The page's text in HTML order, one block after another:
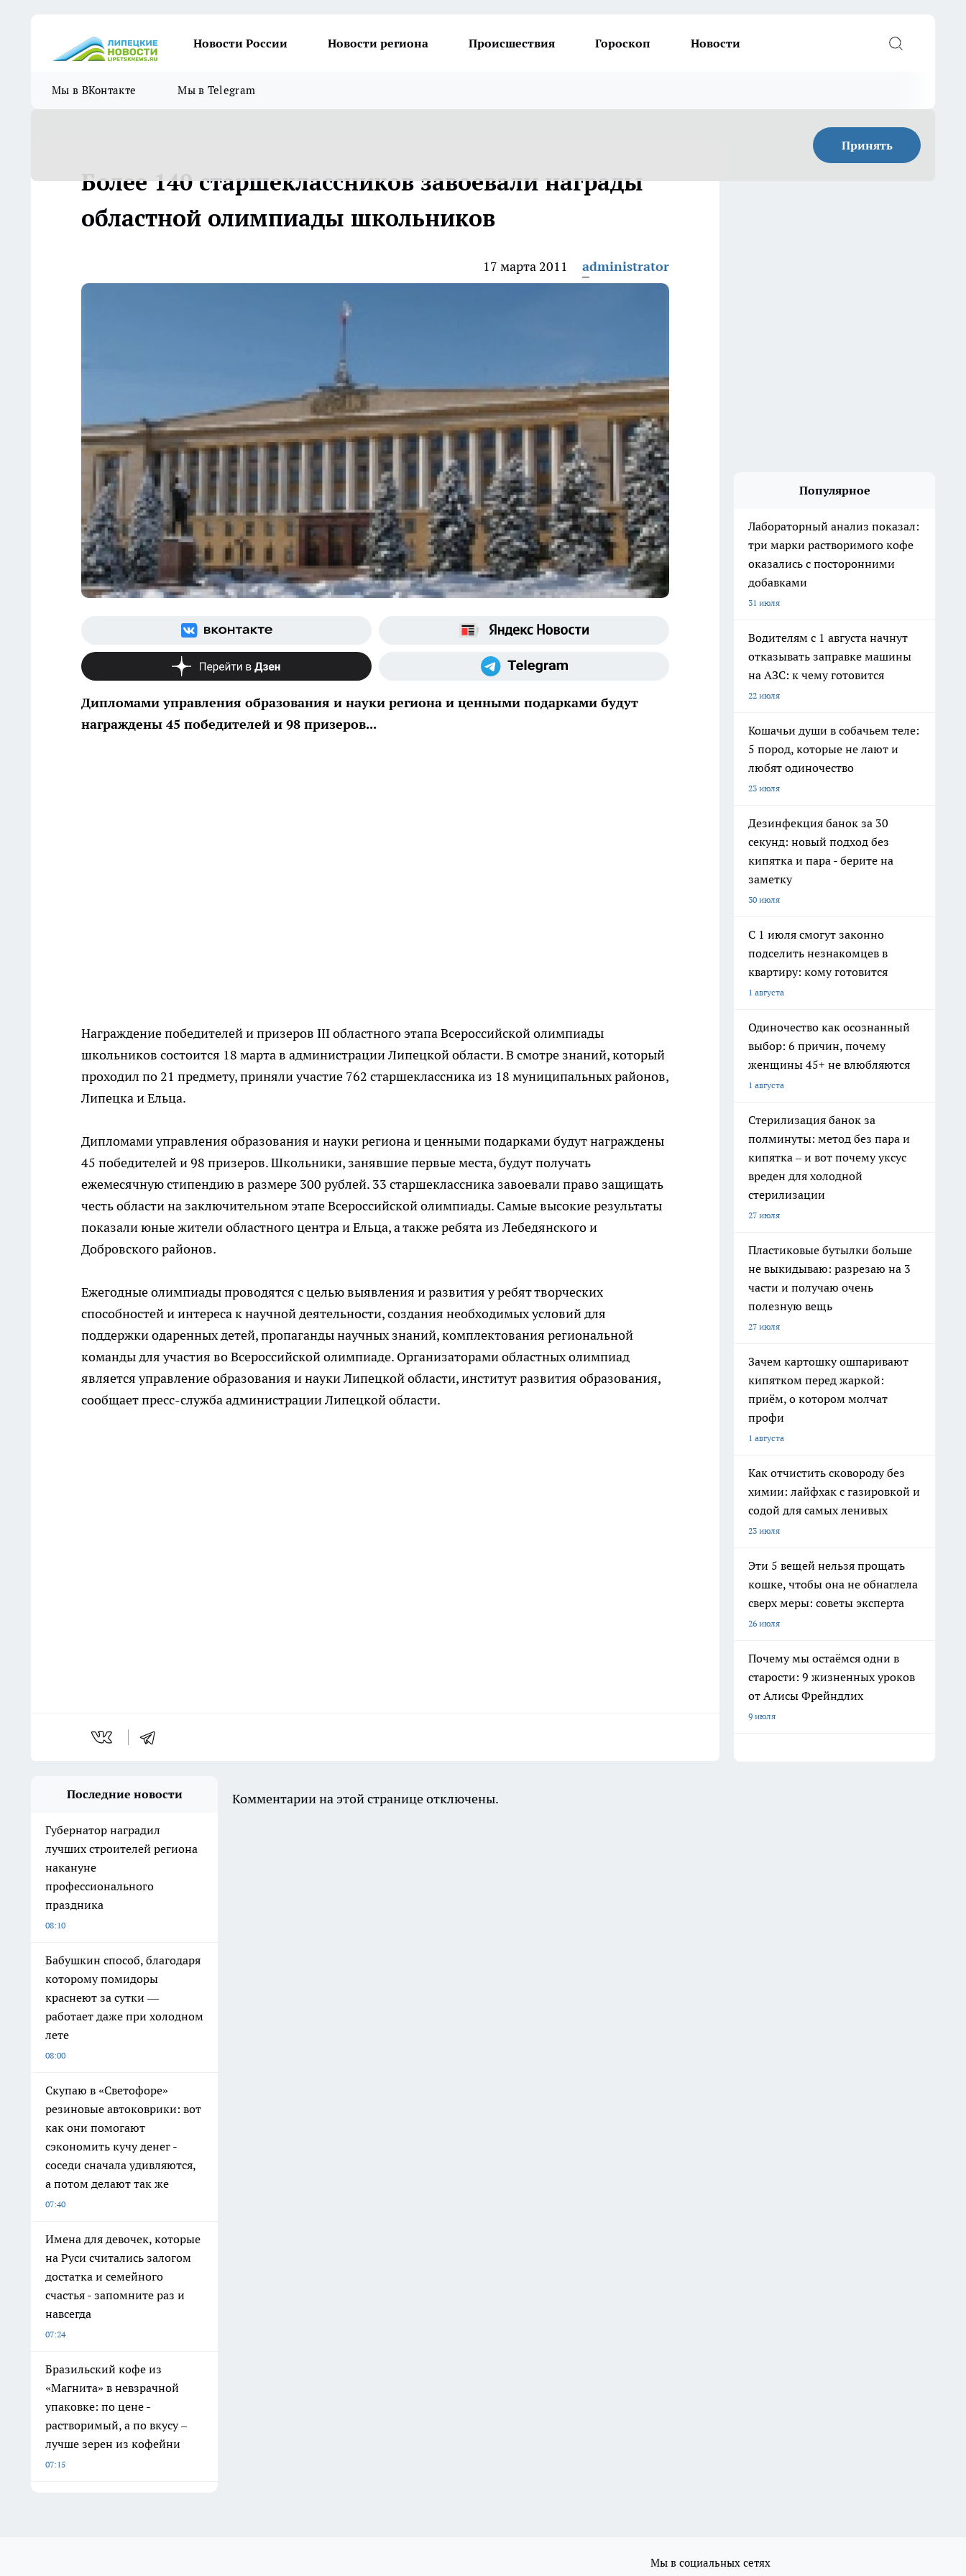
Новости России Новости региона Происшествия Гороскоп Новости
Мы в ВКонтакте Мы в Telegram
Принять
Более 140 старшеклассников завоевали награды
областной олимпиады школьников
17 марта 2011 administrator
Дипломами управления образования и науки региона и ценными подарками будут
награждены 45 победителей и 98 призеров...
Награждение победителей и призеров III областного этапа Всероссийской олимпиады
школьников состоится 18 марта в администрации Липецкой области. В смотре знаний, который
проходил по 21 предмету, приняли участие 762 старшеклассника из 18 муниципальных районов,
Липецка и Ельца.
Дипломами управления образования и науки региона и ценными подарками будут награждены
45 победителей и 98 призеров. Школьники, занявшие первые места, будут получать
ежемесячную стипендию в размере 300 рублей. 33 старшеклассника завоевали право защищать
честь области на заключительном этапе Всероссийской олимпиады. Самые высокие результаты
показали юные жители областного центра и Ельца, а также ребята из Лебедянского и
Добровского районов.
Ежегодные олимпиады проводятся с целью выявления и развития у ребят творческих
способностей и интереса к научной деятельности, создания необходимых условий для
поддержки одаренных детей, пропаганды научных знаний, комплектования региональной
команды для участия во Всероссийской олимпиаде. Организаторами областных олимпиад
является управление образования и науки Липецкой области, институт развития образования,
сообщает пресс-служба администрации Липецкой области.
Популярное
Лабораторный анализ показал:
три марки растворимого кофе
оказались с посторонними
добавками
31 июля
Водителям с 1 августа начнут
отказывать заправке машины
на АЗС: к чему готовится
22 июля
Кошачьи души в собачьем теле:
5 пород, которые не лают и
любят одиночество
23 июля
Дезинфекция банок за 30
секунд: новый подход без
кипятка и пара - берите на
заметку
30 июля
С 1 июля смогут законно
подселить незнакомцев в
квартиру: кому готовится
1 августа
Одиночество как осознанный
выбор: 6 причин, почему
женщины 45+ не влюбляются
1 августа
Стерилизация банок за
полминуты: метод без пара и
кипятка – и вот почему уксус
вреден для холодной
стерилизации
27 июля
Пластиковые бутылки больше
не выкидываю: разрезаю на 3
части и получаю очень
полезную вещь
27 июля
Зачем картошку ошпаривают
кипятком перед жаркой:
приём, о котором молчат
профи
1 августа
Как отчистить сковороду без
химии: лайфхак с газировкой и
содой для самых ленивых
23 июля
Эти 5 вещей нельзя прощать
кошке, чтобы она не обнаглела
сверх меры: советы эксперта
26 июля
Почему мы остаёмся одни в
старости: 9 жизненных уроков
от Алисы Фрейндлих
9 июля
Последние новости
Губернатор наградил
лучших строителей региона
накануне
профессионального
праздника
08:10
Бабушкин способ, благодаря
которому помидоры
краснеют за сутки —
работает даже при холодном
лете
08:00
Скупаю в «Светофоре»
резиновые автоковрики: вот
как они помогают
сэкономить кучу денег -
соседи сначала удивляются,
а потом делают так же
07:40
Имена для девочек, которые
на Руси считались залогом
достатка и семейного
счастья - запомните раз и
навсегда
07:24
Бразильский кофе из
«Магнита» в невзрачной
упаковке: по цене -
растворимый, а по вкусу –
лучше зерен из кофейни
07:15
Комментарии на этой странице отключены.
Мы в социальных сетях